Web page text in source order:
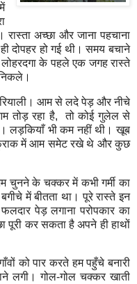
अच्‍छा और जाना पहचाना
दोपहर हो गई थी। समय बचाने
के पहले एक जगह रास्‍ते
आम से लदे पेड़ और नीचे
तोड़ रहा है,
तो कोई गुलेल से
लड़कि‍याँ भी कम नहीं थी। खूब
फ्राक में आम समेट रखे थे और कुछ
चुनने के चक्‍कर में कभी गर्मी का
में बीतता था। पूरे रास्‍ते इन
पेड़ लगाना परोपकार का
पूरी कर सकता है अपने ही हाथों
को पार करते हम पहुँचे बनारी
लगी। गोल-गोल चक्‍कर खाती